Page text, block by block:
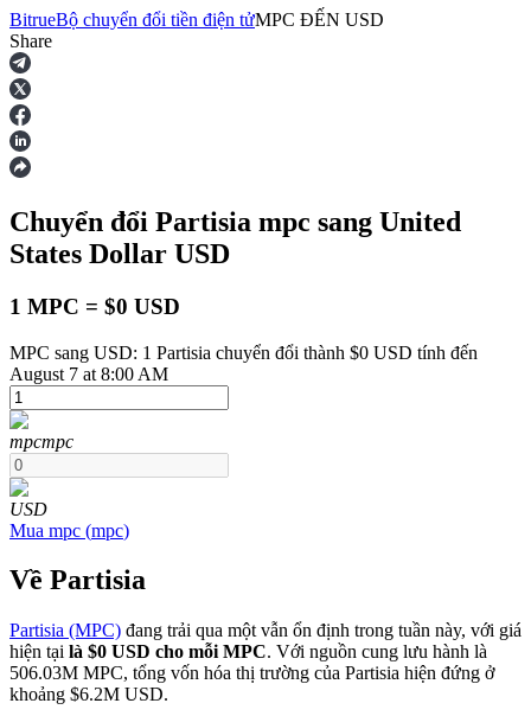
Hợp đồng tương lai
USDT Futures
COIN-M Futures
Futures sử dụng token làm tài sản thế chấp
BitrueBộ chuyển đổi tiền điện tửMPC ĐẾN USD
Share
Chuyển đổi Partisia mpc sang United
States Dollar USD
1 MPC = $0 USD
MPC sang USD: 1 Partisia chuyển đổi thành $0 USD tính đến
August 7 at 8:00 AM
mpcmpc
USD
Mua mpc (mpc)
Về Partisia
Partisia (MPC) đang trải qua một vẫn ổn định trong tuần này, với giá
hiện tại là $0 USD cho mỗi MPC. Với nguồn cung lưu hành là
506.03M MPC, tổng vốn hóa thị trường của Partisia hiện đứng ở
khoảng $6.2M USD.